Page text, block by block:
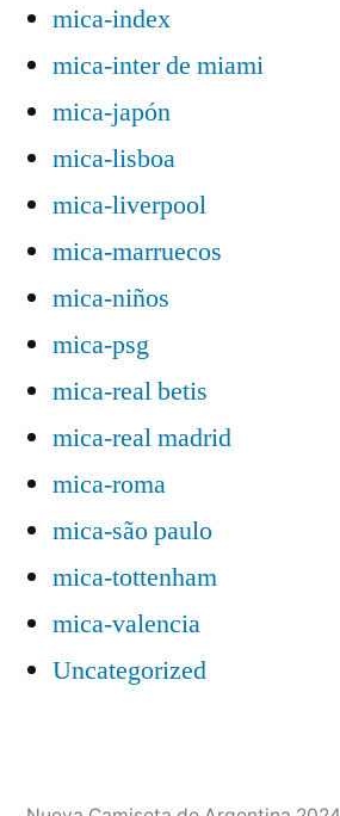
mica-index
mica-inter de miami
mica-japón
mica-lisboa
mica-liverpool
mica-marruecos
mica-niños
mica-psg
mica-real betis
mica-real madrid
mica-roma
mica-são paulo
mica-tottenham
mica-valencia
Uncategorized